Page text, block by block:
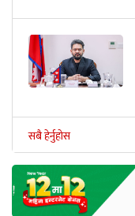
सबै हेर्नुहोस